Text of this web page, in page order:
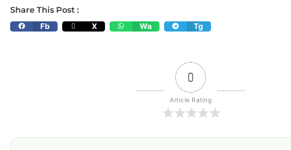
Share This Post :
Fb
X Wa Tg
0
Article Rating